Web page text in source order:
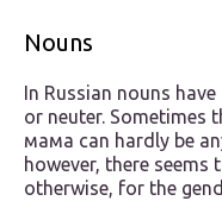
Nouns
In Russian nouns
or neuter. Sometimes
мама can hardly be
however, there
otherwise, for the